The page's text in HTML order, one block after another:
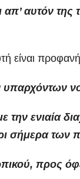
απ’ αυτόν
είναι
υπαρχόντων
ενιαία
σήμερα των
προς